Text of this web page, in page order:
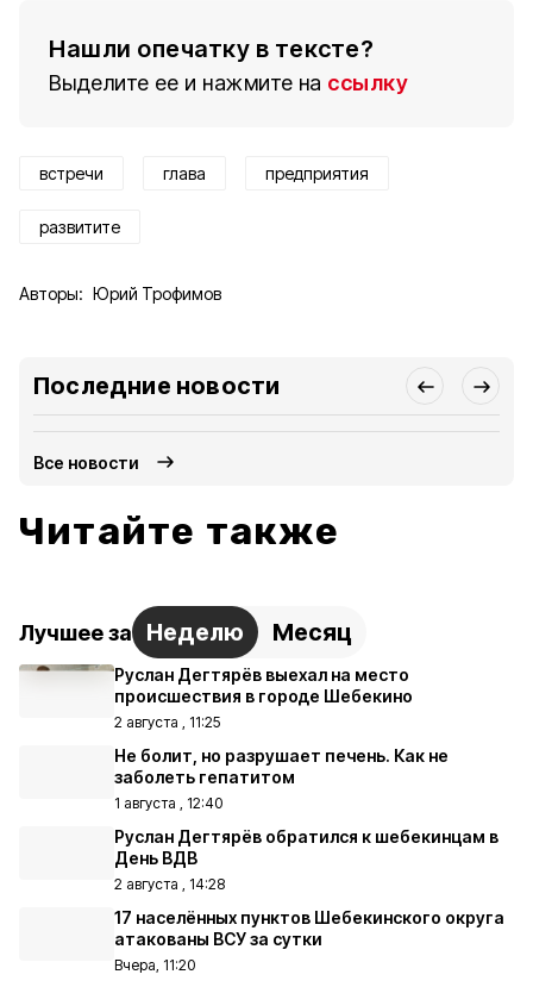
Нашли опечатку в тексте?
Выделите ее и нажмите на ссылку
встречи глава предприятия
развитите
Авторы: Юрий Трофимов
Последние новости
Все новости
Читайте также
Лучшее за Неделю Месяц
Руслан Дегтярёв выехал на место
происшествия в городе Шебекино
2 августа , 11:25
Не болит, но разрушает печень. Как не
заболеть гепатитом
1 августа , 12:40
Руслан Дегтярёв обратился к шебекинцам в
День ВДВ
2 августа , 14:28
17 населённых пунктов Шебекинского округа
атакованы ВСУ за сутки
Вчера, 11:20